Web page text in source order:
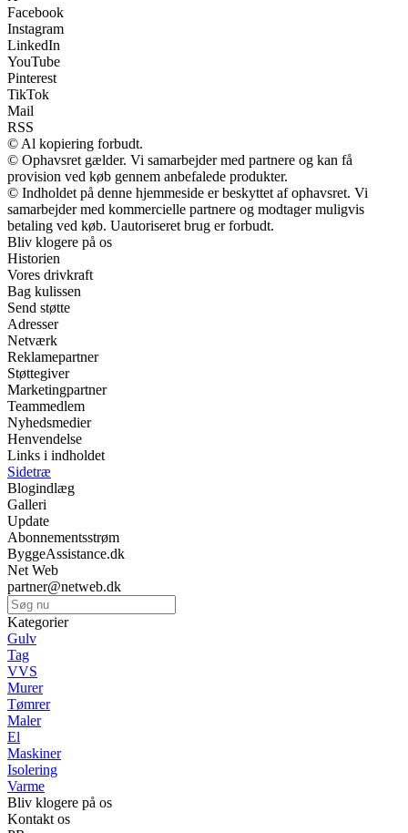
Facebook
Instagram
LinkedIn
YouTube
Pinterest
TikTok
Mail
RSS
© Al kopiering forbudt.
© Ophavsret gælder. Vi samarbejder med partnere og kan få
provision ved køb gennem anbefalede produkter.
© Indholdet på denne hjemmeside er beskyttet af ophavsret. Vi
samarbejder med kommercielle partnere og modtager muligvis
betaling ved køb. Uautoriseret brug er forbudt.
Bliv klogere på os
Historien
Vores drivkraft
Bag kulissen
Send støtte
Adresser
Netværk
Reklamepartner
Støttegiver
Marketingpartner
Teammedlem
Nyhedsmedier
Henvendelse
Links i indholdet
Sidetræ
Blogindlæg
Galleri
Update
Abonnementsstrøm
ByggeAssistance.dk
Net Web
partner@netweb.dk
Kategorier
Gulv
Tag
VVS
Murer
Tømrer
Maler
El
Maskiner
Isolering
Varme
Bliv klogere på os
Kontakt os